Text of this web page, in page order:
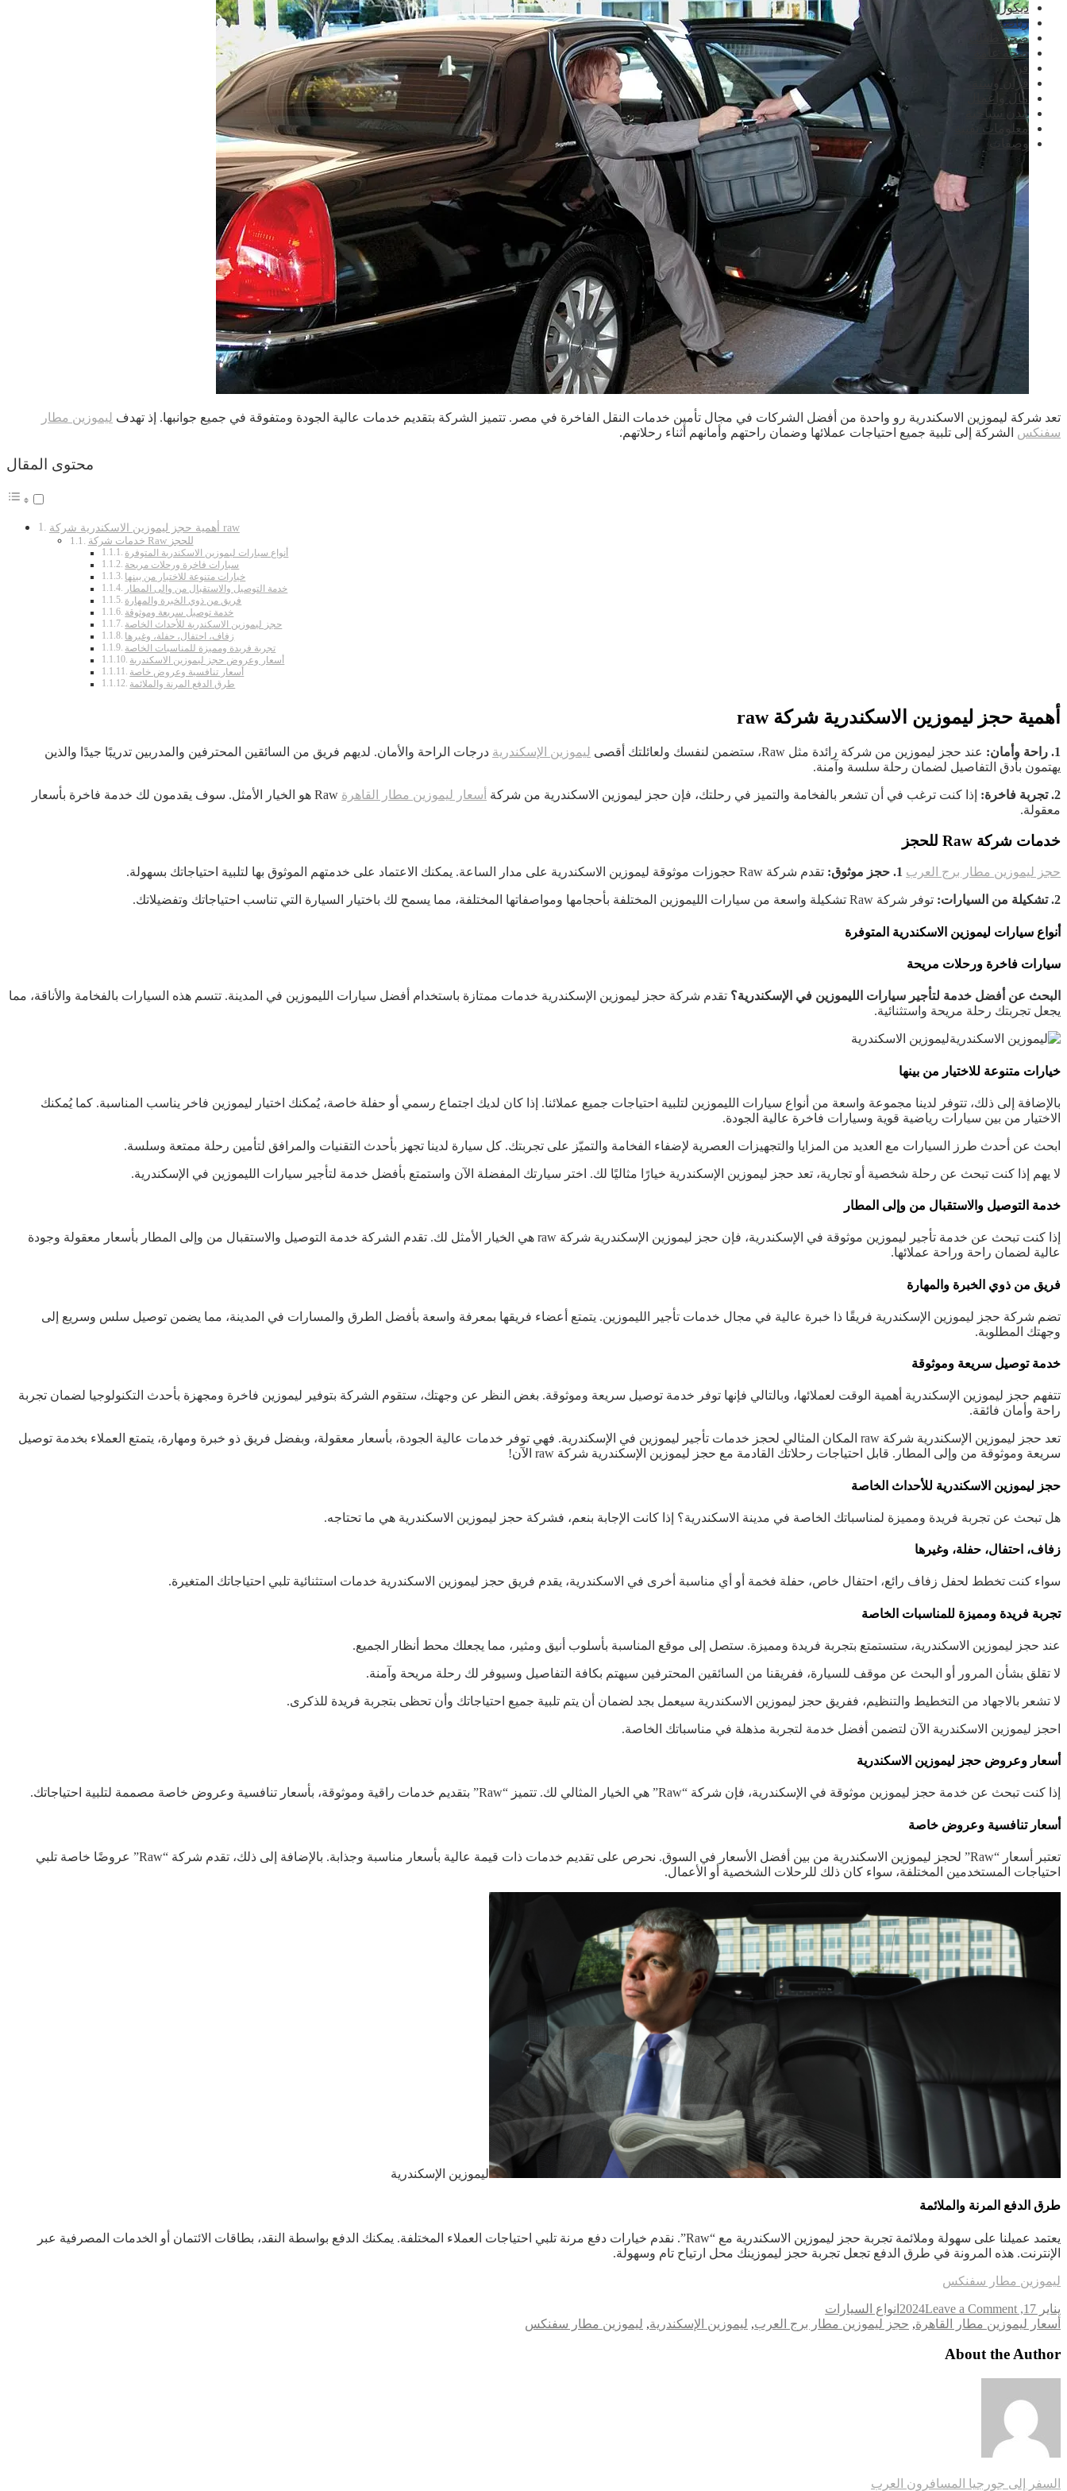
ديكورات
رياضة
صحة طفلك
صحة عامة
فن
قرآن وسنة
مال واعمال
مدن سياحية
معلومات تقنية
وصفات
تعد شركة ليموزين الاسكندرية رو واحدة من أفضل الشركات في مجال تأمين خدمات النقل الفاخرة في مصر. تتميز الشركة بتقديم خدمات عالية الجودة ومتفوقة في جميع جوانبها. إذ تهدف ليموزين مطار
سفنكس الشركة إلى تلبية جميع احتياجات عملائها وضمان راحتهم وأمانهم أثناء رحلاتهم.
محتوى المقال
أهمية حجز ليموزين الاسكندرية شركة raw
خدمات شركة Raw للحجز
أنواع سيارات ليموزين الاسكندرية المتوفرة
سيارات فاخرة ورحلات مريحة
خيارات متنوعة للاختيار من بينها
خدمة التوصيل والاستقبال من وإلى المطار
فريق من ذوي الخبرة والمهارة
خدمة توصيل سريعة وموثوقة
حجز ليموزين الاسكندرية للأحداث الخاصة
زفاف، احتفال، حفلة، وغيرها
تجربة فريدة ومميزة للمناسبات الخاصة
أسعار وعروض حجز ليموزين الاسكندرية
أسعار تنافسية وعروض خاصة
طرق الدفع المرنة والملائمة
أهمية حجز ليموزين الاسكندرية شركة raw
1. راحة وأمان: عند حجز ليموزين من شركة رائدة مثل Raw، ستضمن لنفسك ولعائلتك أقصى ليموزين الإسكندرية درجات الراحة والأمان. لديهم فريق من السائقين المحترفين والمدربين تدريبًا جيدًا والذين
يهتمون بأدق التفاصيل لضمان رحلة سلسة وآمنة.
2. تجربة فاخرة: إذا كنت ترغب في أن تشعر بالفخامة والتميز في رحلتك، فإن حجز ليموزين الاسكندرية من شركة أسعار ليموزين مطار القاهرة
Raw هو الخيار الأمثل. سوف يقدمون لك خدمة فاخرة بأسعار
معقولة.
خدمات شركة Raw للحجز
حجز ليموزين مطار برج العرب 1. حجز موثوق: تقدم شركة Raw حجوزات موثوقة ليموزين الاسكندرية على مدار الساعة. يمكنك الاعتماد على خدمتهم الموثوق بها لتلبية احتياجاتك بسهولة.
2. تشكيلة من السيارات: توفر شركة Raw تشكيلة واسعة من سيارات الليموزين المختلفة بأحجامها ومواصفاتها المختلفة، مما يسمح لك باختيار السيارة التي تناسب احتياجاتك وتفضيلاتك.
أنواع سيارات ليموزين الاسكندرية المتوفرة
سيارات فاخرة ورحلات مريحة
البحث عن أفضل خدمة لتأجير سيارات الليموزين في الإسكندرية؟ تقدم شركة حجز ليموزين الإسكندرية خدمات ممتازة باستخدام أفضل سيارات الليموزين في المدينة. تتسم هذه السيارات بالفخامة والأناقة، مما
يجعل تجربتك رحلة مريحة واستثنائية.
ليموزين الاسكندرية
خيارات متنوعة للاختيار من بينها
بالإضافة إلى ذلك، تتوفر لدينا مجموعة واسعة من أنواع سيارات الليموزين لتلبية احتياجات جميع عملائنا. إذا كان لديك اجتماع رسمي أو حفلة خاصة، يُمكنك اختيار ليموزين فاخر يناسب المناسبة. كما يُمكنك
الاختيار من بين سيارات رياضية قوية وسيارات فاخرة عالية الجودة.
ابحث عن أحدث طرز السيارات مع العديد من المزايا والتجهيزات العصرية لإضفاء الفخامة والتميّز على تجربتك. كل سيارة لدينا تجهز بأحدث التقنيات والمرافق لتأمين رحلة ممتعة وسلسة.
لا يهم إذا كنت تبحث عن رحلة شخصية أو تجارية، تعد حجز ليموزين الإسكندرية خيارًا مثاليًا لك. اختر سيارتك المفضلة الآن واستمتع بأفضل خدمة لتأجير سيارات الليموزين في الإسكندرية.
خدمة التوصيل والاستقبال من وإلى المطار
إذا كنت تبحث عن خدمة تأجير ليموزين موثوقة في الإسكندرية، فإن حجز ليموزين الإسكندرية شركة raw هي الخيار الأمثل لك. تقدم الشركة خدمة التوصيل والاستقبال من وإلى المطار بأسعار معقولة وجودة
عالية لضمان راحة وراحة عملائها.
فريق من ذوي الخبرة والمهارة
تضم شركة حجز ليموزين الإسكندرية فريقًا ذا خبرة عالية في مجال خدمات تأجير الليموزين. يتمتع أعضاء فريقها بمعرفة واسعة بأفضل الطرق والمسارات في المدينة، مما يضمن توصيل سلس وسريع إلى
وجهتك المطلوبة.
خدمة توصيل سريعة وموثوقة
تتفهم حجز ليموزين الإسكندرية أهمية الوقت لعملائها، وبالتالي فإنها توفر خدمة توصيل سريعة وموثوقة. بغض النظر عن وجهتك، ستقوم الشركة بتوفير ليموزين فاخرة ومجهزة بأحدث التكنولوجيا لضمان تجربة
راحة وأمان فائقة.
تعد حجز ليموزين الإسكندرية شركة raw المكان المثالي لحجز خدمات تأجير ليموزين في الإسكندرية. فهي توفر خدمات عالية الجودة، بأسعار معقولة، وبفضل فريق ذو خبرة ومهارة، يتمتع العملاء بخدمة توصيل
سريعة وموثوقة من وإلى المطار. قابل احتياجات رحلاتك القادمة مع حجز ليموزين الإسكندرية شركة raw الآن!
حجز ليموزين الاسكندرية للأحداث الخاصة
هل تبحث عن تجربة فريدة ومميزة لمناسباتك الخاصة في مدينة الاسكندرية؟ إذا كانت الإجابة بنعم، فشركة حجز ليموزين الاسكندرية هي ما تحتاجه.
زفاف، احتفال، حفلة، وغيرها
سواء كنت تخطط لحفل زفاف رائع، احتفال خاص، حفلة فخمة أو أي مناسبة أخرى في الاسكندرية، يقدم فريق حجز ليموزين الاسكندرية خدمات استثنائية تلبي احتياجاتك المتغيرة.
تجربة فريدة ومميزة للمناسبات الخاصة
عند حجز ليموزين الاسكندرية، ستستمتع بتجربة فريدة ومميزة. ستصل إلى موقع المناسبة بأسلوب أنيق ومثير، مما يجعلك محط أنظار الجميع.
لا تقلق بشأن المرور أو البحث عن موقف للسيارة، ففريقنا من السائقين المحترفين سيهتم بكافة التفاصيل وسيوفر لك رحلة مريحة وآمنة.
لا تشعر بالاجهاد من التخطيط والتنظيم، ففريق حجز ليموزين الاسكندرية سيعمل بجد لضمان أن يتم تلبية جميع احتياجاتك وأن تحظى بتجربة فريدة للذكرى.
احجز ليموزين الاسكندرية الآن لتضمن أفضل خدمة لتجربة مذهلة في مناسباتك الخاصة.
أسعار وعروض حجز ليموزين الاسكندرية
إذا كنت تبحث عن خدمة حجز ليموزين موثوقة في الإسكندرية، فإن شركة “Raw” هي الخيار المثالي لك. تتميز “Raw” بتقديم خدمات راقية وموثوقة، بأسعار تنافسية وعروض خاصة مصممة لتلبية احتياجاتك.
أسعار تنافسية وعروض خاصة
تعتبر أسعار “Raw” لحجز ليموزين الاسكندرية من بين أفضل الأسعار في السوق. نحرص على تقديم خدمات ذات قيمة عالية بأسعار مناسبة وجذابة. بالإضافة إلى ذلك، تقدم شركة “Raw” عروضًا خاصة تلبي
احتياجات المستخدمين المختلفة، سواء كان ذلك للرحلات الشخصية أو الأعمال.
ليموزين الإسكندرية
طرق الدفع المرنة والملائمة
يعتمد عميلنا على سهولة وملائمة تجربة حجز ليموزين الاسكندرية مع “Raw”. نقدم خيارات دفع مرنة تلبي احتياجات العملاء المختلفة. يمكنك الدفع بواسطة النقد، بطاقات الائتمان أو الخدمات المصرفية عبر
الإنترنت. هذه المرونة في طرق الدفع تجعل تجربة حجز ليموزينك محل ارتياح تام وسهولة.
ليموزين مطار سفنكس
يناير 17, 2024 Leave a Comment
on
أهمية
انواع السيارات
Tags
أسعار ليموزين مطار القاهرة, حجز ليموزين مطار برج العرب, ليموزين الإسكندرية, ليموزين مطار سفنكس
About the Author
تصفّح
السفر إلى جورجيا المسافرون العرب